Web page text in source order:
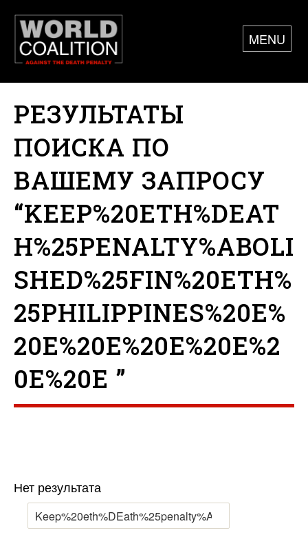
MENU
РЕЗУЛЬТАТЫ
ПОИСКА ПО
ВАШЕМУ ЗАПРОСУ
“KEEP%20ETH%DEAT
H%25PENALTY%ABOLI
SHED%25FIN%20ETH%
25PHILIPPINES%20E%
20E%20E%20E%20E%2
0E%20E ”
Нет результата